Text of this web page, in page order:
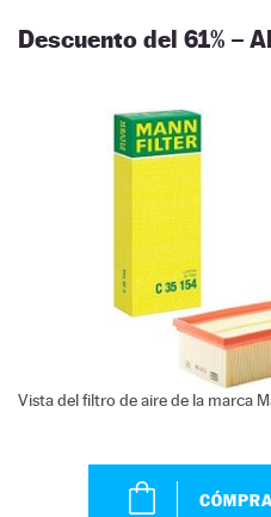
Descuento del 61% –
Vista del filtro de aire de la marca